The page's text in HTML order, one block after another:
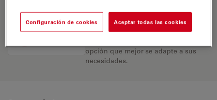
Encuentre la solución ideal. Explore
nuestroBuscador de Objetivos,
opción que mejor se adapte a sus
necesidades.
Configuración de cookies Aceptar todas las cookies